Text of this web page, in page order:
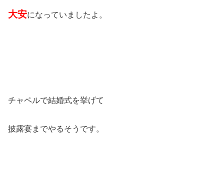
大安になっていましたよ。
チャペルで結婚式を挙げて
披露宴までやるそうです。